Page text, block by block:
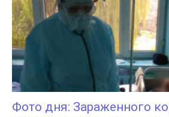
Фото дня: Зараженного